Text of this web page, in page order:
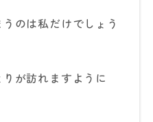
のは私だけでしょう
が訪れますように